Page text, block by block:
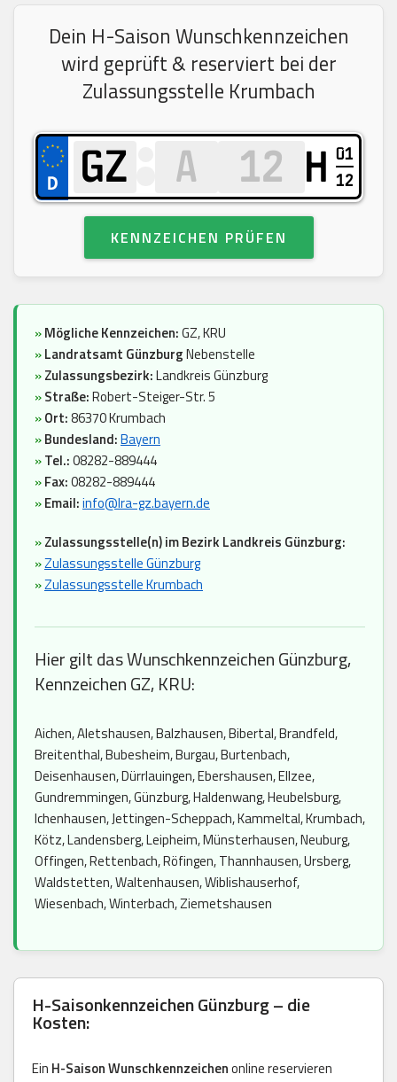
Dein H-Saison Wunschkennzeichen
wird geprüft & reserviert bei der
Zulassungsstelle Krumbach
H 01
12
KENNZEICHEN PRÜFEN
»Mögliche Kennzeichen:GZ, KRU
»Landratsamt GünzburgNebenstelle
»Zulassungsbezirk:Landkreis Günzburg
»Straße:Robert-Steiger-Str. 5
»Ort:86370 Krumbach
»Bundesland:Bayern
»Tel.:08282-889444
»Fax:08282-889444
»Email:info@lra-gz.bayern.de
»Zulassungsstelle(n) im Bezirk Landkreis Günzburg:
»Zulassungsstelle Günzburg
»Zulassungsstelle Krumbach
Hier gilt das Wunschkennzeichen Günzburg,
Kennzeichen GZ, KRU:
Aichen, Aletshausen, Balzhausen, Bibertal, Brandfeld,
Breitenthal, Bubesheim, Burgau, Burtenbach,
Deisenhausen, Dürrlauingen, Ebershausen, Ellzee,
Gundremmingen, Günzburg, Haldenwang, Heubelsburg,
Ichenhausen, Jettingen-Scheppach, Kammeltal, Krumbach,
Kötz, Landensberg, Leipheim, Münsterhausen, Neuburg,
Offingen, Rettenbach, Röfingen, Thannhausen, Ursberg,
Waldstetten, Waltenhausen, Wiblishauserhof,
Wiesenbach, Winterbach, Ziemetshausen
H-Saisonkennzeichen Günzburg – die
Kosten:
Ein H-Saison Wunschkennzeichenonline reservieren